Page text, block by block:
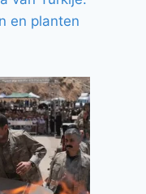
en planten